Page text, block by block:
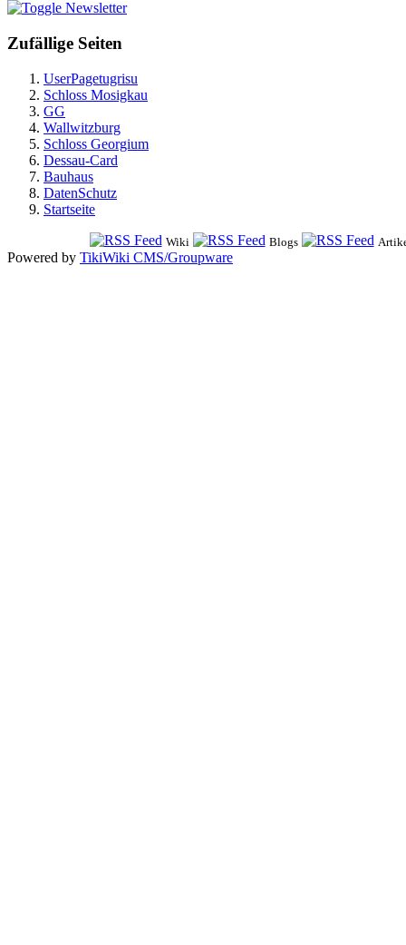
Newsletter
Zufällige Seiten
UserPagetugrisu
Schloss Mosigkau
GG
Wallwitzburg
Schloss Georgium
Dessau-Card
Bauhaus
DatenSchutz
Startseite
Wiki Blogs
Powered by TikiWiki CMS/Groupware